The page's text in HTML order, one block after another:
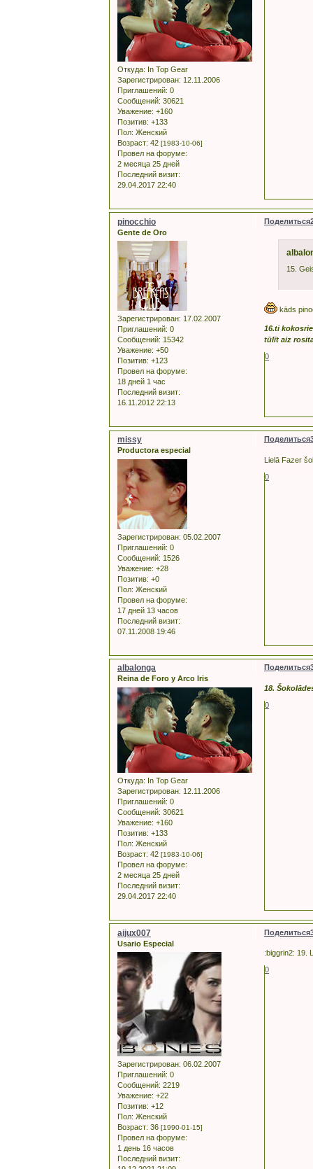
Откуда: In Top Gear
Зарегистрирован: 12.11.2006
Приглашений: 0
Сообщений: 30621
Уважение: +160
Позитив: +133
Пол: Женский
Возраст: 42 [1983-10-06]
Провел на форуме:
2 месяца 25 дней
Последний визит:
29.04.2017 22:40
Поделиться
pinocchio
Gente de Oro
Зарегистрирован: 17.02.2007
Приглашений: 0
Сообщений: 15342
Уважение: +50
Позитив: +123
Провел на форуме:
18 дней 1 час
Последний визит:
16.11.2012 22:13
15.
kāds
16.ti
tūlīt aiz
0
Поделиться
missy
Productora especial
Зарегистрирован: 05.02.2007
Приглашений: 0
Сообщений: 1526
Уважение: +28
Позитив: +0
Пол: Женский
Провел на форуме:
17 дней 13 часов
Последний визит:
07.11.2008 19:46
Lielā Fazer
0
Поделиться
albalonga
Reina de Foro y Arco Iris
Откуда: In Top Gear
Зарегистрирован: 12.11.2006
Приглашений: 0
Сообщений: 30621
Уважение: +160
Позитив: +133
Пол: Женский
Возраст: 42 [1983-10-06]
Провел на форуме:
2 месяца 25 дней
Последний визит:
29.04.2017 22:40
18.
0
Поделиться
aijux007
Usario Especial
Зарегистрирован: 06.02.2007
Приглашений: 0
Сообщений: 2219
Уважение: +22
Позитив: +12
Пол: Женский
Возраст: 36 [1990-01-15]
Провел на форуме:
1 день 16 часов
Последний визит:
:biggrin2: 19.
0